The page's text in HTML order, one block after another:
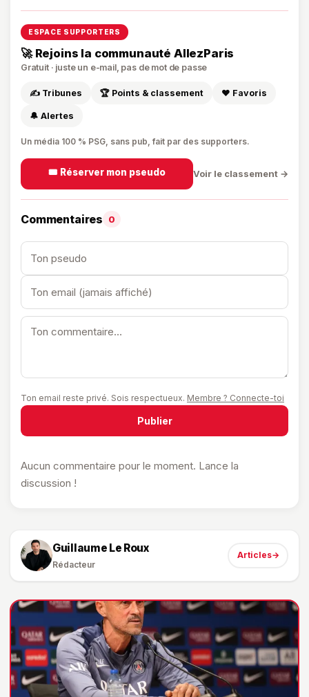
ESPACE SUPPORTERS
🚀 Rejoins la communauté AllezParis
Gratuit · juste un e-mail, pas de mot de passe
✍️ Tribunes 🏆 Points & classement ❤️ Favoris
🔔 Alertes
Un média 100 % PSG, sans pub, fait par des supporters.
🎟️ Réserver mon pseudo Voir le classement →
Commentaires 0
Ton email reste privé. Sois respectueux. Membre ? Connecte-toi
Publier
Aucun commentaire pour le moment. Lance la
discussion !
Guillaume Le Roux
Rédacteur
Articles→